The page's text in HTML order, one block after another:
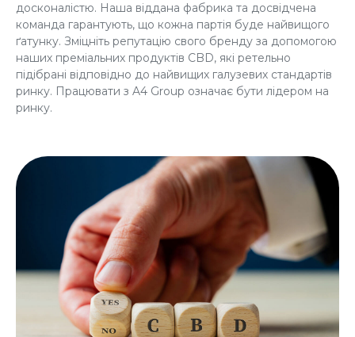
досконалістю. Наша віддана фабрика та досвідчена
команда гарантують, що кожна партія буде найвищого
ґатунку. Зміцніть репутацію свого бренду за допомогою
наших преміальних продуктів CBD, які ретельно
підібрані відповідно до найвищих галузевих стандартів
ринку. Працювати з A4 Group означає бути лідером на
ринку.